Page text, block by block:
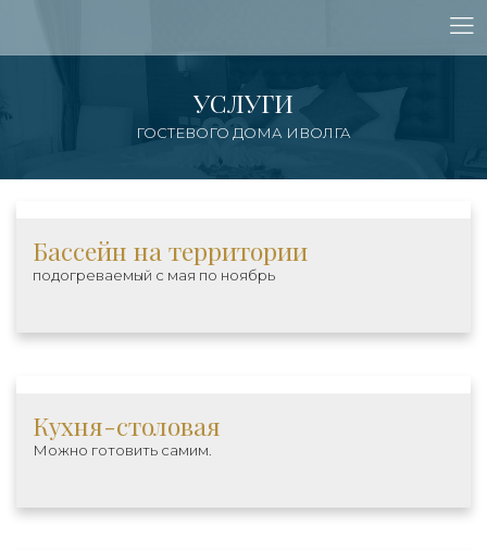
УСЛУГИ
ГОСТЕВОГО ДОМА ИВОЛГА
Бассейн на территории
подогреваемый с мая по ноябрь
Кухня-столовая
Можно готовить самим.